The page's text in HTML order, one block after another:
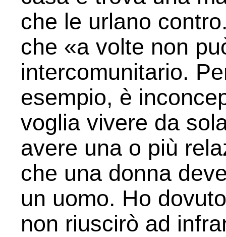
che le urlano
che «a volte non
intercomunitario.
esempio, è
voglia vivere da
avere una o più
che una donna
un uomo. Ho
non riuscirò ad